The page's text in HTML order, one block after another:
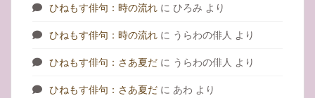
ひねもす俳句：時の流れ に ひろみ より
ひねもす俳句：時の流れ に うらわの俳人 より
ひねもす俳句：さあ夏だ に うらわの俳人 より
ひねもす俳句：さあ夏だ に あわ より